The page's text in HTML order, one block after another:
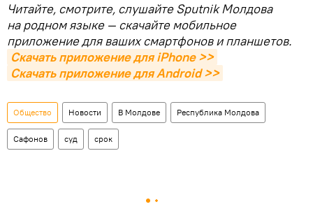
Читайте, смотрите, слушайте Sputnik Молдова
на родном языке — скачайте мобильное
приложение для ваших смартфонов и планшетов.
Скачать приложение для iPhone >>
Скачать приложение для Android >>
Общество Новости В Молдове Республика Молдова
Сафонов суд срок